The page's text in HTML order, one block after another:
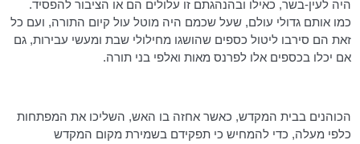
היה לעין-בשר, כאילו ובהנהגתם זו עלולים הם או הציבור להפסיד.
כמו אותם גדולי עולם, שעל שכמם היה מוטל עול קיום התורה, ועם כל
זאת הם סירבו ליטול כספים שהושגו מחילולי שבת ומעשי עבירות, גם
אם יכלו בכספים אלו לפרנס מאות ואלפי בני תורה.
הכוהנים בבית המקדש, כאשר אחזה בו האש, השליכו את המפתחות
כלפי מעלה, כדי להמחיש כי תפקידם בשמירת מקום המקדש